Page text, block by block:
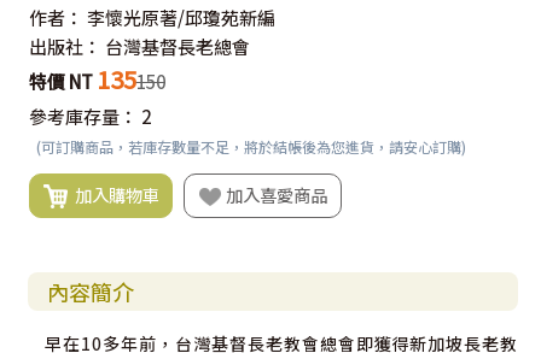
作者： 李懷光原著/邱瓊苑新編
出版社： 台灣基督長老總會
特價 NT 135150
參考庫存量： 2
(可訂購商品，若庫存數量不足，將於結帳後為您進貨，請安心訂購)
加入購物車 加入喜愛商品
內容簡介
早在10多年前，台灣基督長老教會總會即獲得新加坡長老教